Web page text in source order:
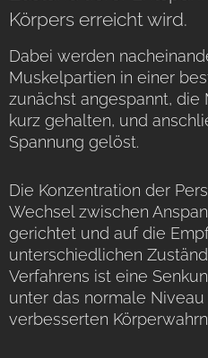
Körpers erreicht wird.
Dabei werden
Muskelpartien in einer
zunächst angespannt, die
kurz gehalten, und
Spannung gelöst.
Die Konzentration der
Wechsel zwischen
gerichtet und auf die
unterschiedlichen
Verfahrens ist eine
unter das normale
verbesserten